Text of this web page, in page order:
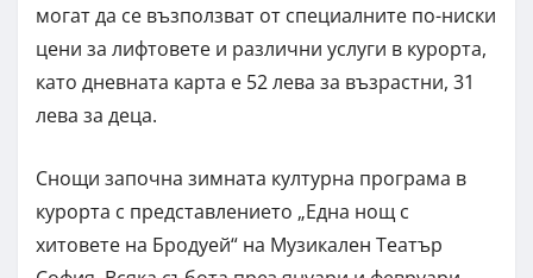
могат да се възползват от специалните по-ниски
цени за лифтовете и различни услуги в курорта,
като дневната карта е 52 лева за възрастни, 31
лева за деца.
Снощи започна зимната културна програма в
курорта с представлението „Една нощ с
хитовете на Бродуей“ на Музикален Театър